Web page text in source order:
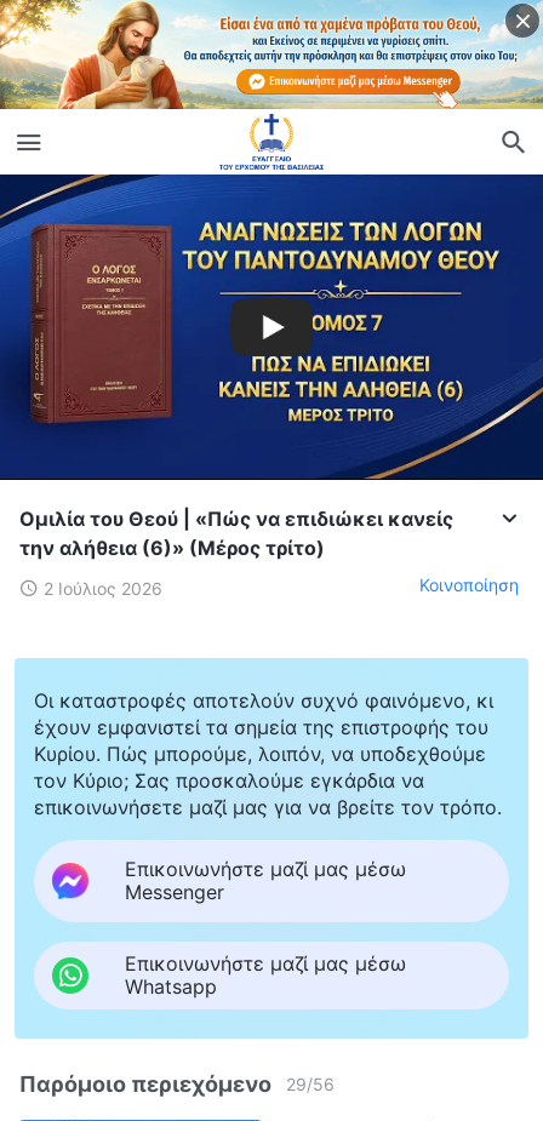
Ομιλία του Θεού | «Πώς να επιδιώκει κανείς
την αλήθεια (6)» (Μέρος τρίτο)
2 Ιούλιος 2026 Κοινοποίηση
Οι καταστροφές αποτελούν συχνό φαινόμενο, κι
έχουν εμφανιστεί τα σημεία της επιστροφής του
Κυρίου. Πώς μπορούμε, λοιπόν, να υποδεχθούμε
τον Κύριο; Σας προσκαλούμε εγκάρδια να
επικοινωνήσετε μαζί μας για να βρείτε τον τρόπο.
Επικοινωνήστε μαζί μας μέσω
Messenger
Επικοινωνήστε μαζί μας μέσω
Whatsapp
Παρόμοιο περιεχόμενο 29/56